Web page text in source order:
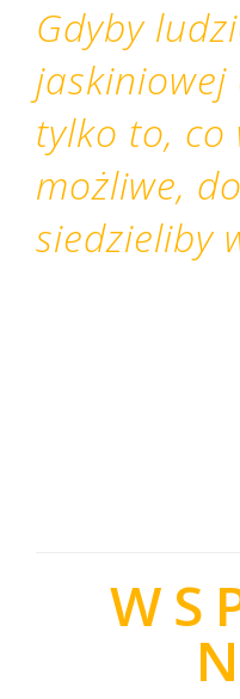
Gdyby
tylko to, co
możliwe,
siedzieliby